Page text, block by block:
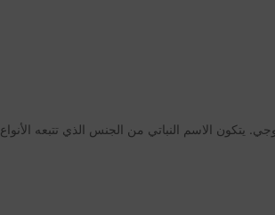
يتكون الاسم النباتي من الجنس الذي تتبعه الأنواع.